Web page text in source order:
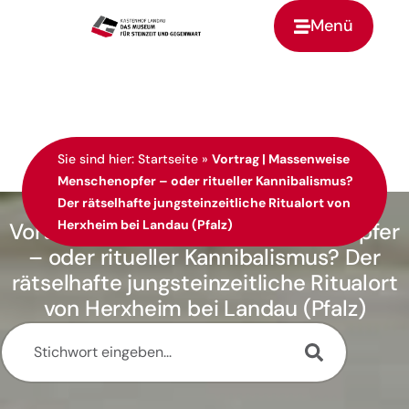
Menü
Sie sind hier: Startseite » Vortrag | Massenweise
Menschenopfer – oder ritueller Kannibalismus?
Der rätselhafte jungsteinzeitliche Ritualort von
Herxheim bei Landau (Pfalz)
Vortrag | Massenweise Menschenopfer
– oder ritueller Kannibalismus? Der
rätselhafte jungsteinzeitliche Ritualort
von Herxheim bei Landau (Pfalz)